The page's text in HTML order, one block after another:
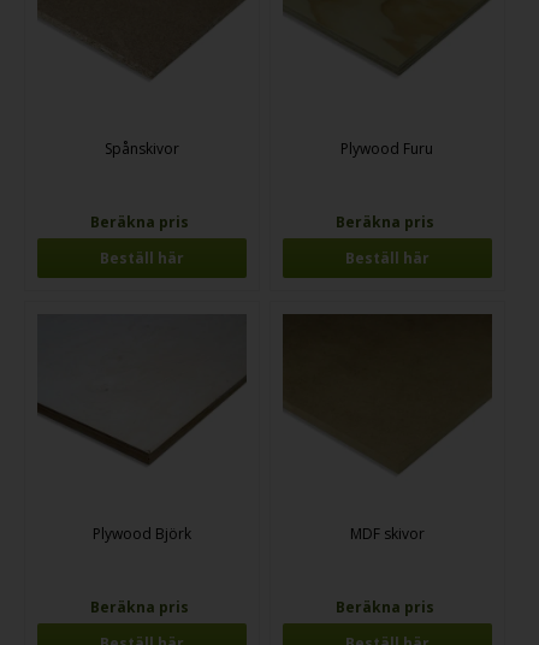
Spånskivor
Beräkna pris
Beställ här
Plywood Furu
Beräkna pris
Beställ här
Plywood Björk
Beräkna pris
MDF skivor
Beräkna pris